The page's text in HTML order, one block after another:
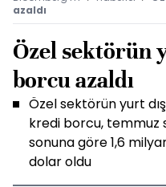
azaldı
Özel sektörün
borcu azaldı
Özel sektörün yurt
kredi borcu, temmuz
sonuna göre 1,6
dolar oldu